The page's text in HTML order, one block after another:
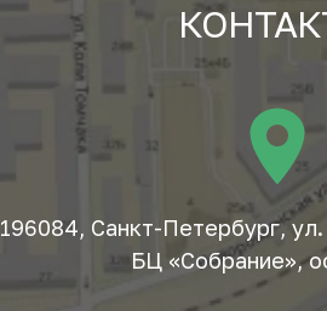
196084, Санкт-Петербург,
БЦ «Собрание»,